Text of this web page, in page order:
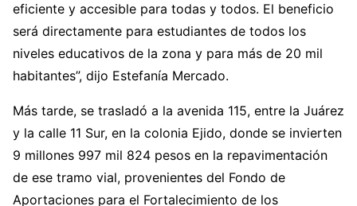
eficiente y accesible para todas y todos. El beneficio
será directamente para estudiantes de todos los
niveles educativos de la zona y para más de 20 mil
habitantes”, dijo Estefanía Mercado.
Más tarde, se trasladó a la avenida 115, entre la Juárez
y la calle 11 Sur, en la colonia Ejido, donde se invierten
9 millones 997 mil 824 pesos en la repavimentación
de ese tramo vial, provenientes del Fondo de
Aportaciones para el Fortalecimiento de los